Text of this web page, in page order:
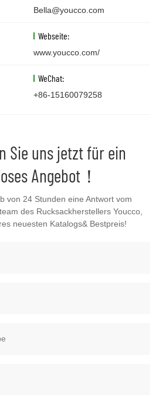
Bella@youcco.com
Webseite:
www.youcco.com/
WeChat:
+86-15160079258
Sie uns jetzt für ein
Angebot！
von 24 Stunden eine Antwort vom
des Rucksackherstellers Youcco,
neuesten Katalogs& Bestpreis!